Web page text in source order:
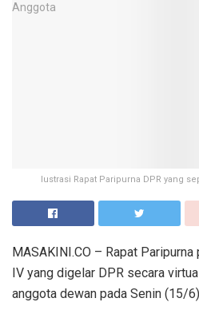
lustrasi Rapat Paripurna DPR yang
MASAKINI.CO – Rapat
IV yang digelar DPR secara
anggota dewan pada Senin (15/